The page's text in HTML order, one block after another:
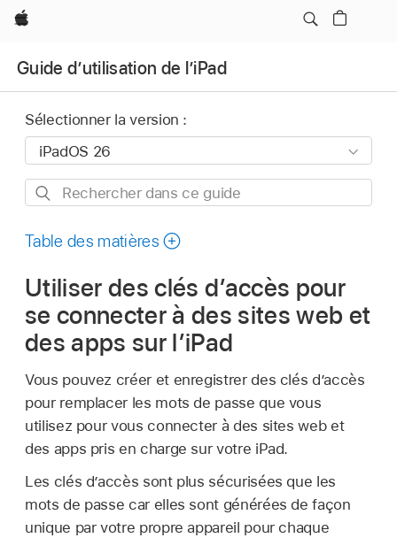
Apple
Guide d’utilisation de l’iPad
Sélectionner la version :
Rechercher
ce
Table des matières
Utiliser des clés d’accès pour
se connecter à des sites web et
des apps sur l’iPad
Vous pouvez créer et enregistrer des clés d’accès
pour remplacer les mots de passe que vous
utilisez pour vous connecter à des sites web et
des apps pris en charge sur votre iPad.
Les clés d’accès sont plus sécurisées que les
mots de passe car elles sont générées de façon
unique par votre propre appareil pour chaque